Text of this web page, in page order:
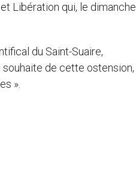
Libération qui, le dimanche
du Saint-Suaire,
souhaite de cette ostension,
».